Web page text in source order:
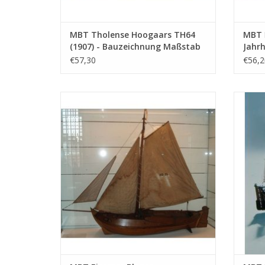
MBT Tholense Hoogaars TH64
(1907) - Bauzeichnung Maßstab
1 : 20 (10.03.005)
€57,30
MBT
Bauzeichnung Maßstab 1 : 75 (10.03.009)
ZUM WARENKORB HINZUFÜGEN